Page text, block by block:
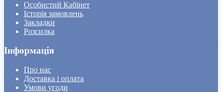
Особистий Кабінет
Історія замовлень
Закладки
Розсилка
Інформація
Про нас
Доставка і оплата
Умови угоди